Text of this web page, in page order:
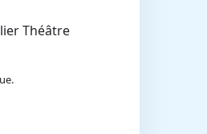
Théâtre